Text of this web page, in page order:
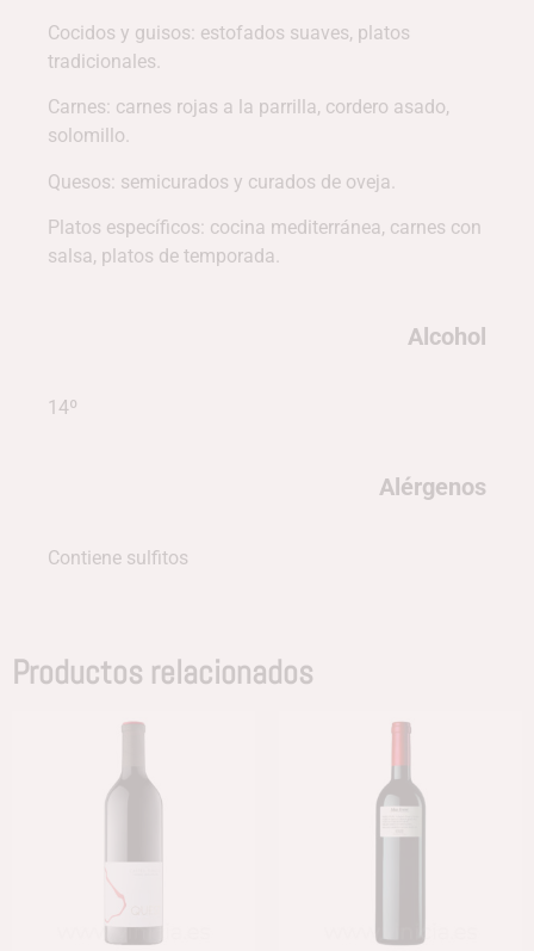
Cocidos y guisos: estofados suaves, platos
tradicionales.
Carnes: carnes rojas a la parrilla, cordero asado,
solomillo.
Quesos: semicurados y curados de oveja.
Platos específicos: cocina mediterránea, carnes con
salsa, platos de temporada.
Alcohol
14º
Alérgenos
Contiene sulfitos
Productos relacionados